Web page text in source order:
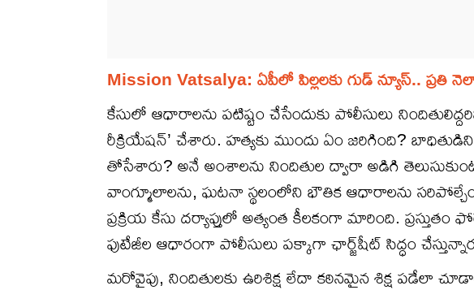
Mission Vatsalya: ఏపీలో పిల్లలకు గుడ్ న్యూస్.. ప్రతి
కేసులో ఆధారాలను పటిష్టం చేసేందుకు పోలీసులు
రీక్రియేషన్’ చేశారు. హత్యకు ముందు ఏం జరిగింది?
తోసేశారు? అనే అంశాలను నిందితుల ద్వారా అడిగి
వాంగ్మూలాలను, ఘటనా స్థలంలోని భౌతిక ఆధారాలను
ప్రక్రియ కేసు దర్యాప్తులో అత్యంత కీలకంగా మారింది.
ఫుటేజీల ఆధారంగా పోలీసులు పక్కాగా ఛార్జ్‌షీట్ సిద్ధం
మరోవైపు, నిందితులకు ఉరిశిక్ష లేదా కఠినమైన శిక్ష పడేలా